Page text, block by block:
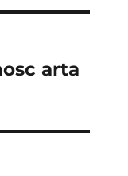
arta